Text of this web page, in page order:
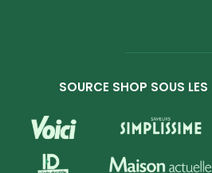
SOURCE SHOP SOUS